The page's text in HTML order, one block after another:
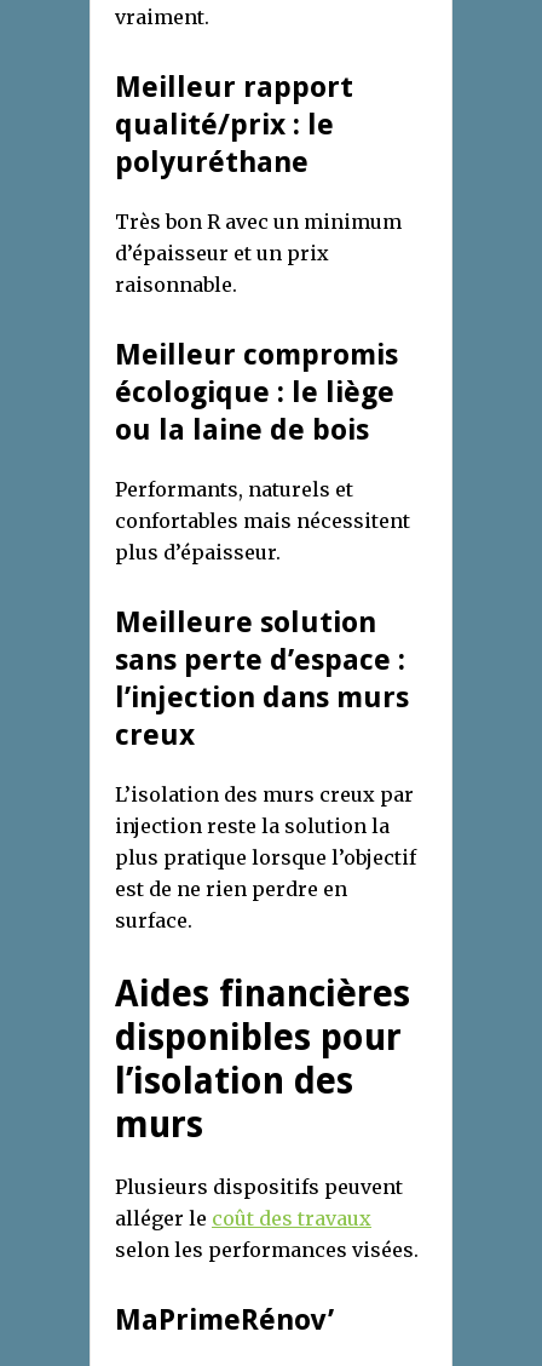
vraiment.
Meilleur rapport
qualité/prix : le
polyuréthane
Très bon R avec un minimum
d’épaisseur et un prix
raisonnable.
Meilleur compromis
écologique : le liège
ou la laine de bois
Performants, naturels et
confortables mais nécessitent
plus d’épaisseur.
Meilleure solution
sans perte d’espace :
l’injection dans murs
creux
L’isolation des murs creux par
injection reste la solution la
plus pratique lorsque l’objectif
est de ne rien perdre en
surface.
Aides financières
disponibles pour
l’isolation des
murs
Plusieurs dispositifs peuvent
alléger le coût des travaux
selon les performances visées.
MaPrimeRénov’